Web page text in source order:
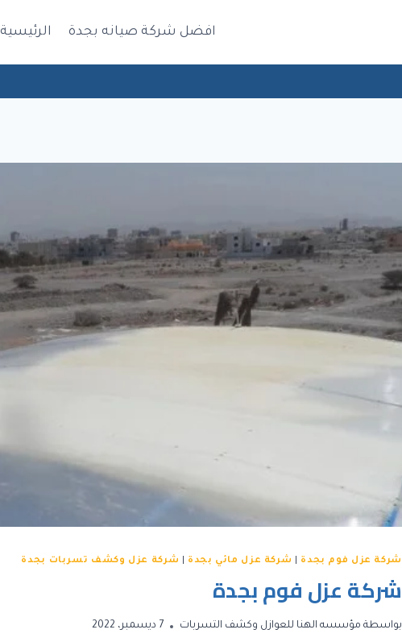
افضل شركة صيانه بجدة الرئيسية
شركة عزل فوم بجدة شركة عزل مائي بجدة شركة عزل وكشف تسربات بجدة
شركة عزل فوم بجدة
بواسطة مؤسسه الهنا للعوازل وكشف التسربات 7 ديسمبر، 2022